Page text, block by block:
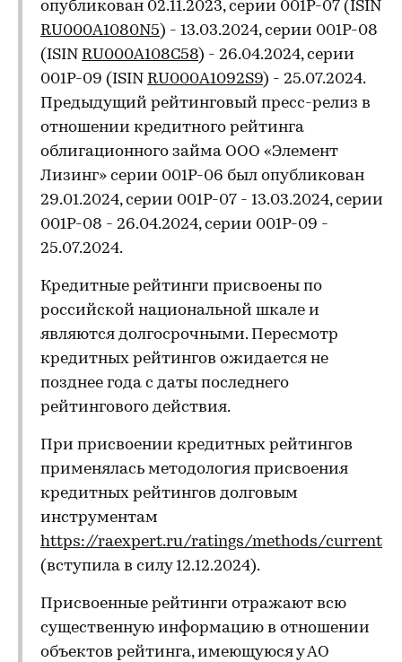
опубликован 02.11.2023, серии 001P-07 (ISIN
RU000A1080N5) - 13.03.2024, серии 001P-08
(ISIN RU000A108C58) - 26.04.2024, серии
001P-09 (ISIN RU000A1092S9) - 25.07.2024.
Предыдущий рейтинговый пресс-релиз в
отношении кредитного рейтинга
облигационного займа ООО «Элемент
Лизинг» серии 001P-06 был опубликован
29.01.2024, серии 001P-07 - 13.03.2024, серии
001P-08 - 26.04.2024, серии 001P-09 -
25.07.2024.
Кредитные рейтинги присвоены по
российской национальной шкале и
являются долгосрочными. Пересмотр
кредитных рейтингов ожидается не
позднее года с даты последнего
рейтингового действия.
При присвоении кредитных рейтингов
применялась методология присвоения
кредитных рейтингов долговым
инструментам
https://raexpert.ru/ratings/methods/current
(вступила в силу 12.12.2024).
Присвоенные рейтинги отражают всю
существенную информацию в отношении
объектов рейтинга, имеющуюся у АО